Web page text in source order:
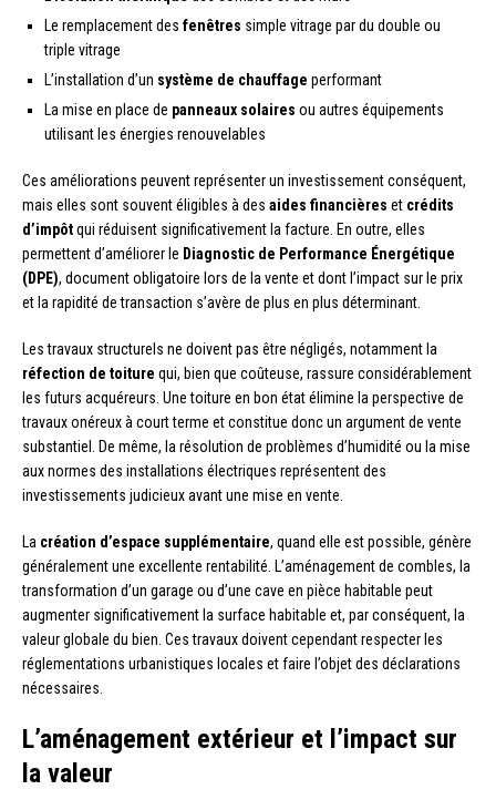
Le remplacement des fenêtres simple vitrage par du double ou
triple vitrage
L’installation d’un système de chauffage performant
La mise en place de panneaux solaires ou autres équipements
utilisant les énergies renouvelables
Ces améliorations peuvent représenter un investissement conséquent,
mais elles sont souvent éligibles à des aides financières et crédits
d’impôtqui réduisent significativement la facture. En outre, elles
permettent d’améliorer le Diagnostic de Performance Énergétique
(DPE), document obligatoire lors de la vente et dont l’impact sur le prix
et la rapidité de transaction s’avère de plus en plus déterminant.
Les travaux structurels ne doivent pas être négligés, notamment la
réfection de toiture qui, bien que coûteuse, rassure considérablement
les futurs acquéreurs. Une toiture en bon état élimine la perspective de
travaux onéreux à court terme et constitue donc un argument de vente
substantiel. De même, la résolution de problèmes d’humidité ou la mise
aux normes des installations électriques représentent des
investissements judicieux avant une mise en vente.
La création d’espace supplémentaire, quand elle est possible, génère
généralement une excellente rentabilité. L’aménagement de combles, la
transformation d’un garage ou d’une cave en pièce habitable peut
augmenter significativement la surface habitable et, par conséquent, la
valeur globale du bien. Ces travaux doivent cependant respecter les
réglementations urbanistiques locales et faire l’objet des déclarations
nécessaires.
L’aménagement extérieur et l’impact sur
la valeur